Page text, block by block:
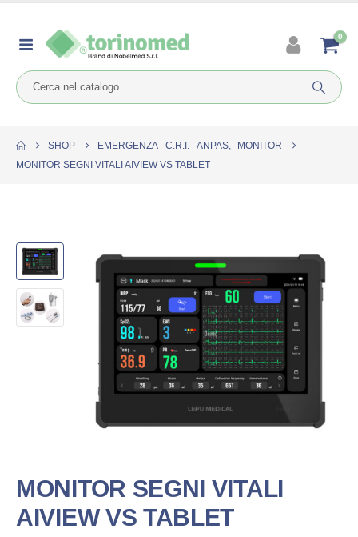
0
SHOP EMERGENZA - C.R.I. - ANPAS,
MONITOR
MONITOR SEGNI VITALI AIVIEW VS TABLET
MONITOR SEGNI VITALI
AIVIEW VS TABLET